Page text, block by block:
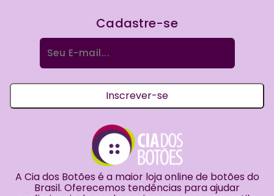
Cadastre-se
Inscrever-se
A Cia dos Botões é a maior loja online de botões do
Brasil. Oferecemos tendências para ajudar